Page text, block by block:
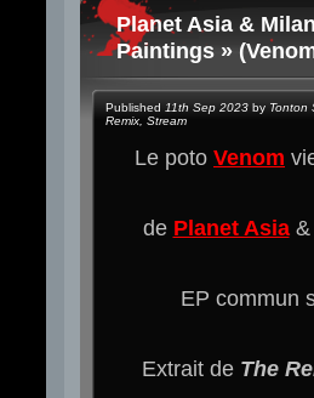
Planet Asia &
Paintings »
Published 11th Sep 2023 by Tonton
Remix Stream
Le poto Venom
de Planet Asia&
EP commun
Extrait de The